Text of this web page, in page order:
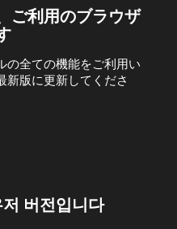
ご利用のブラウザ
の全ての機能をご利用い
新版に更新してくださ
버전입니다